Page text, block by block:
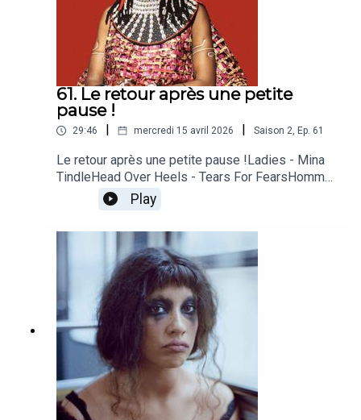
61. Le retour après une petite
pause !
29:46 mercredi 15 avril 2026 Saison 2, Ep. 61
Le retour après une petite pause !Ladies - Mina
TindleHead Over Heels - Tears For FearsHomme
du feu (Solitaire) - Flora FishbachA Night In
Tunisia - Ella FitzgeraldFala - Fatoumata
DiawaraLately - Massive AttackThe Ride - Joan
As Police Woman
Play